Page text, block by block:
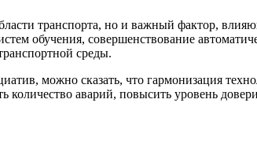
транспорта, но и важный фактор,
обучения, совершенствование
среды.
можно сказать, что гармонизация
количество аварий, повысить уровень